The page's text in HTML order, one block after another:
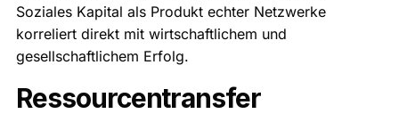
Soziales Kapital als Produkt echter Netzwerke
korreliert direkt mit wirtschaftlichem und
gesellschaftlichem Erfolg.
Ressourcentransfer